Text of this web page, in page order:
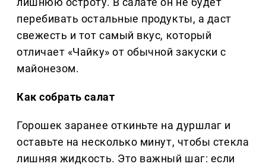
перебивать остальные продукты, а даст
свежесть и тот самый вкус, который
отличает «Чайку» от обычной закуски с
майонезом.
Как собрать салат
Горошек заранее откиньте на дуршлаг и
оставьте на несколько минут, чтобы стекла
лишняя жидкость. Это важный шаг: если